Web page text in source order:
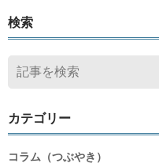
検索
カテゴリー
コラム（つぶやき）